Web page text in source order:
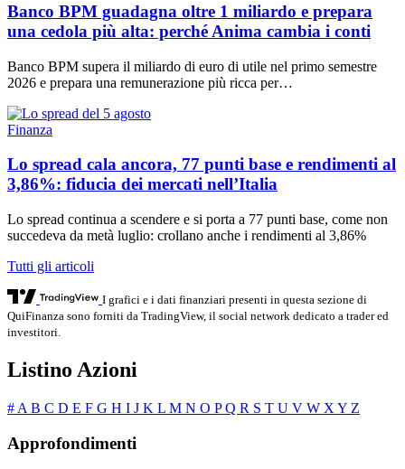
Banco BPM guadagna oltre 1 miliardo e prepara
una cedola più alta: perché Anima cambia i conti
Banco BPM supera il miliardo di euro di utile nel primo semestre
2026 e prepara una remunerazione più ricca per…
Finanza
Lo spread cala ancora, 77 punti base e rendimenti al
3,86%: fiducia dei mercati nell’Italia
Lo spread continua a scendere e si porta a 77 punti base, come non
succedeva da metà luglio: crollano anche i rendimenti al 3,86%
Tutti gli articoli
I grafici e i dati finanziari presenti in questa sezione di
QuiFinanza sono forniti da TradingView, il social network dedicato a trader ed
investitori.
Listino Azioni
# A B C D E F G H I J K L M N O PQ R S T U V W X Y Z
Approfondimenti